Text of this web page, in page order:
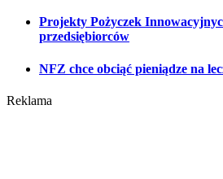
Projekty Pożyczek
przedsiębiorców
NFZ chce obciąć pieniądze na
Reklama